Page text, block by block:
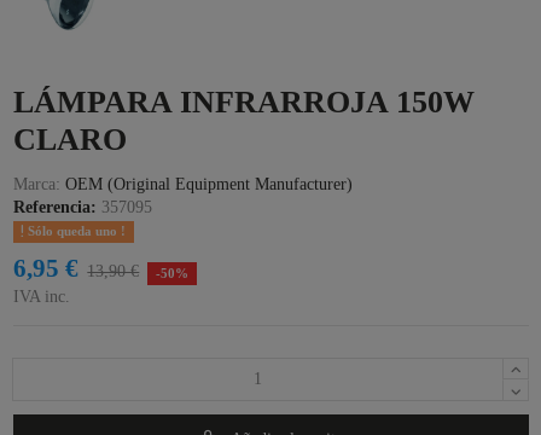
LÁMPARA INFRARROJA 150W
CLARO
Marca: OEM (Original Equipment Manufacturer)
Referencia: 357095
Sólo queda uno !
6,95 € 13,90 € -50%
IVA inc.